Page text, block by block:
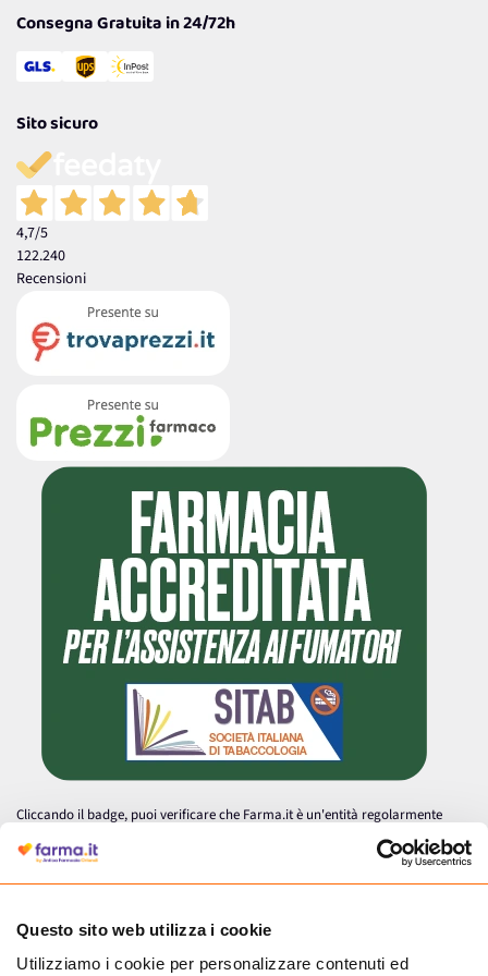
Questo sito web utilizza i cookie
Utilizziamo i cookie per personalizzare contenuti ed
Consegna Gratuita in 24/72h
Sito sicuro
4,7/5
122.240
Recensioni
Cliccando il badge, puoi verificare che Farma.it è un'entità regolarmente
autorizzata dal Ministero della Salute a effettuare la vendita online di
medicinali.